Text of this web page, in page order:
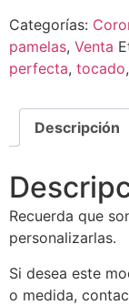
Categorías:
pamelas, Venta
perfecta, tocado,
Descripción
Recuerda que
personalizarlas.
Si desea este
o medida,